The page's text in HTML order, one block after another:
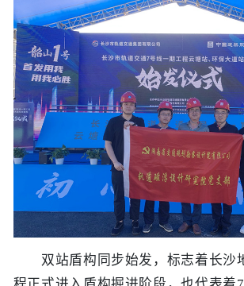
双站盾构同步始发，标志着长沙